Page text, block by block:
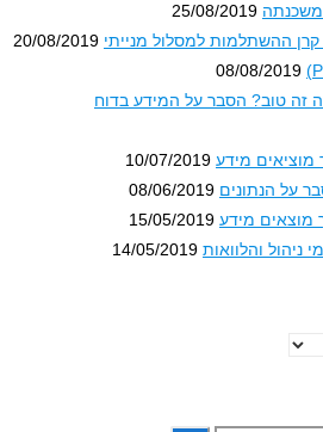
25/08/2019
למסלול מנייתי 20/08/2019
08/08/
טוב? הסבר על המידע בדוח
מידע 10/07/2019
הנתונים 08/06/2019
מידע 15/05/2019
והלוואות 14/05/2019